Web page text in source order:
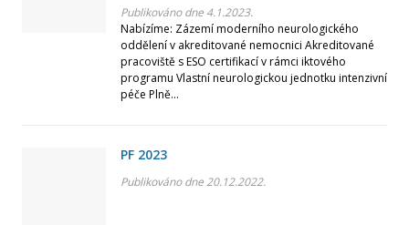
Publikováno dne 4.1.2023.
Nabízíme: Zázemí moderního neurologického
oddělení v akreditované nemocnici Akreditované
pracoviště s ESO certifikací v rámci iktového
programu Vlastní neurologickou jednotku intenzivní
péče Plně...
PF 2023
Publikováno dne 20.12.2022.